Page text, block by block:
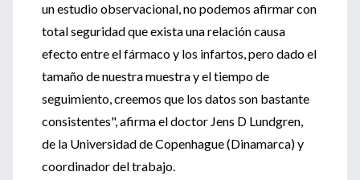
un estudio observacional, no podemos afirmar con
total seguridad que exista una relación causa
efecto entre el fármaco y los infartos, pero dado el
tamaño de nuestra muestra y el tiempo de
seguimiento, creemos que los datos son bastante
consistentes", afirma el doctor Jens D Lundgren,
de la Universidad de Copenhague (Dinamarca) y
coordinador del trabajo.